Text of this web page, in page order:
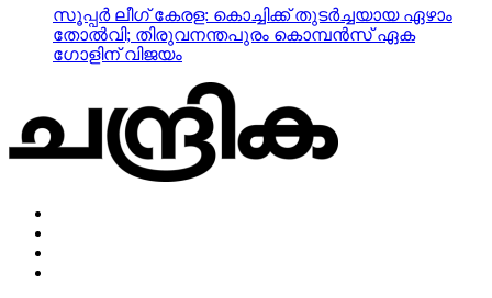
സൂപ്പര്‍ ലീഗ് കേരള: കൊച്ചിക്ക് തുടര്‍ച്ചയായ ഏഴാം
തോല്‍വി; തിരുവനന്തപുരം കൊമ്പന്‍സ് ഏക
ഗോളിന് വിജയം